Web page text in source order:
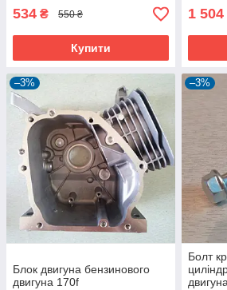
534 ₴ 550 ₴
Купити
1 504
–3%
Блок двигуна бензинового
двигуна 170f
–3%
Болт